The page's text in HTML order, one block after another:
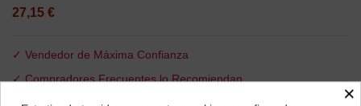
27,15 €
✓ Vendedor de Máxima Confianza
✓ Compradores Frecuentes lo Recomiendan
✓ Elección Segura
×